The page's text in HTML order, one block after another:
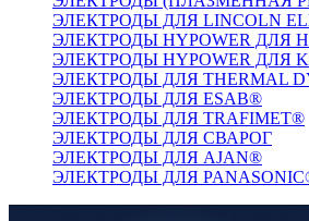
ЭЛЕКТРОДЫ ДЛЯ LINCOLN
ЭЛЕКТРОДЫ HYPOWER ДЛЯ
ЭЛЕКТРОДЫ HYPOWER ДЛЯ
ЭЛЕКТРОДЫ ДЛЯ THERMAL
ЭЛЕКТРОДЫ ДЛЯ ESAB®
ЭЛЕКТРОДЫ ДЛЯ TRAFIMET®
ЭЛЕКТРОДЫ ДЛЯ СВАРОГ
ЭЛЕКТРОДЫ ДЛЯ AJAN®
ЭЛЕКТРОДЫ ДЛЯ